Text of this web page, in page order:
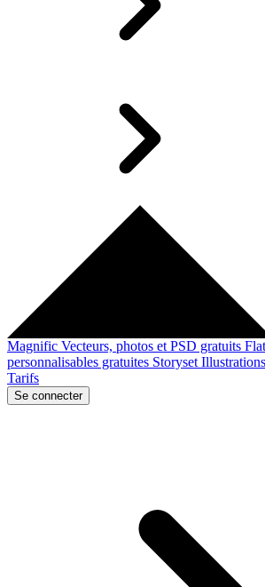
Magnific Vecteurs, photos et PSD gratuits
personnalisables gratuites Storyset
Tarifs
Se connecter